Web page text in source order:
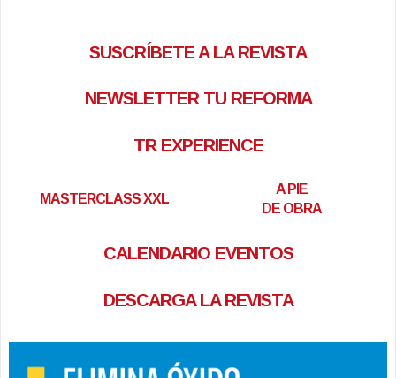
SUSCRÍBETE A LA REVISTA
NEWSLETTER TU REFORMA
TR EXPERIENCE
MASTERCLASS XXL
A PIE
DE OBRA
CALENDARIO EVENTOS
DESCARGA LA REVISTA